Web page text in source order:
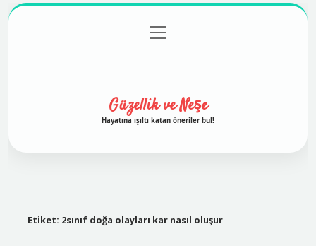
Gizlilik Politikası
menüyü
aç
Güzellik ve Neşe
Hayatına ışıltı katan öneriler bul!
Etiket: 2sınıf doğa olayları kar nasıl oluşur